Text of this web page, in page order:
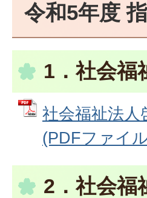
令和5年度
1．社会福
社会福祉法人
(PDFファイ
2．社会福